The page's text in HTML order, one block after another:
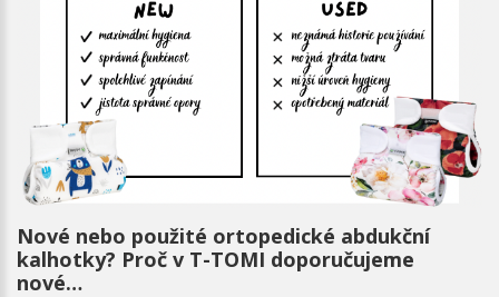
Nové nebo použité ortopedické abdukční
kalhotky? Proč v T-TOMI doporučujeme
nové…